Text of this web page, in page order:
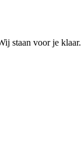
staan voor je klaar.